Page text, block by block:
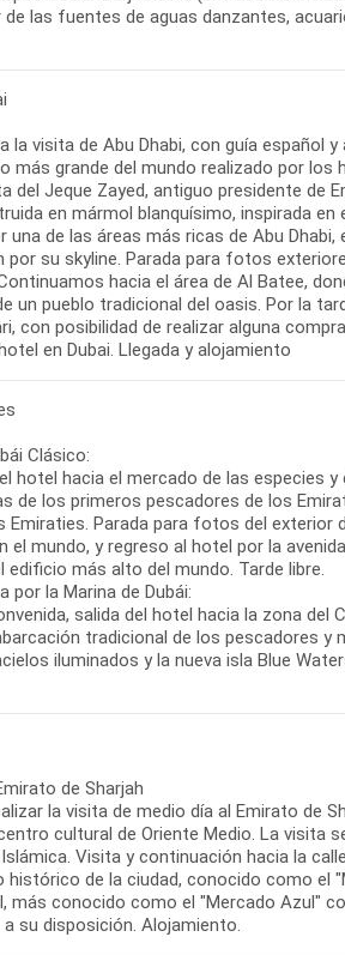
de las fuentes de aguas danzantes,
la visita de Abu Dhabi, con guía español
más grande del mundo realizado por
del Jeque Zayed, antiguo presidente de
en mármol blanquísimo, inspirada
una de las áreas más ricas de Abu
su skyline. Parada para fotos
hacia el área de Al Batee,
un pueblo tradicional del oasis. Por la
con posibilidad de realizar alguna
en Dubai. Llegada y alojamiento
Clásico:
hotel hacia el mercado de las
de los primeros pescadores de los
Parada para fotos del exterior
el mundo, y regreso al hotel por la
edificio más alto del mundo. Tarde libre.
por la Marina de Dubái:
salida del hotel hacia la zona
tradicional de los pescadores y
iluminados y la nueva isla Blue
de Sharjah
la visita de medio día al Emirato de
cultural de Oriente Medio. La visita
Visita y continuación hacia la
de la ciudad, conocido como el
más conocido como el "Mercado Azul"
a su disposición. Alojamiento.